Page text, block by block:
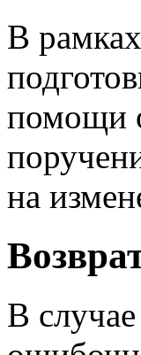
В
помощи
на
В